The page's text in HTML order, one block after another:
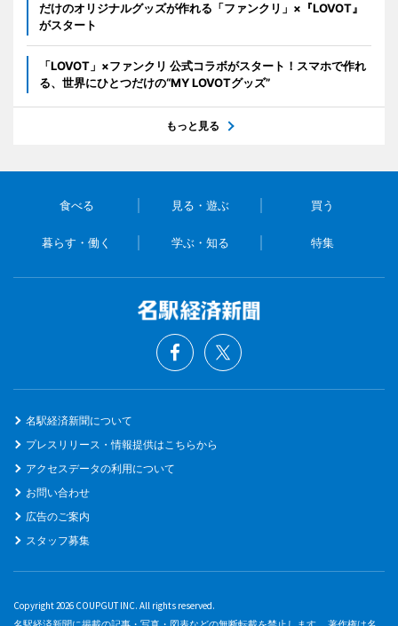
だけのオリジナルグッズが作れる「ファンクリ」×『LOVOT』
がスタート
「LOVOT」×ファンクリ 公式コラボがスタート！スマホで作れ
る、世界にひとつだけの“MY LOVOTグッズ”
もっと見る
食べる 見る・遊ぶ 買う
暮らす・働く 学ぶ・知る 特集
名駅経済新聞について
プレスリリース・情報提供はこちらから
アクセスデータの利用について
お問い合わせ
広告のご案内
スタッフ募集
Copyright 2026 COUPGUT INC. All rights reserved.